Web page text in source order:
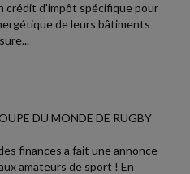
crédit d'impôt spécifique pour
de leurs bâtiments
DU MONDE DE RUGBY
finances a fait une annonce
amateurs de sport ! En